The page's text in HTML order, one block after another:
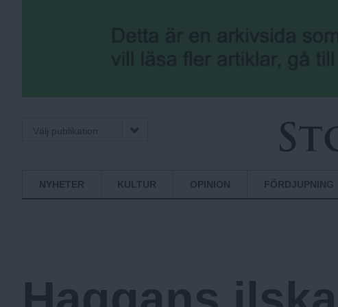
Välj publikation
S
o
NYHETER KULTUR OPINION FÖRDJUPNING